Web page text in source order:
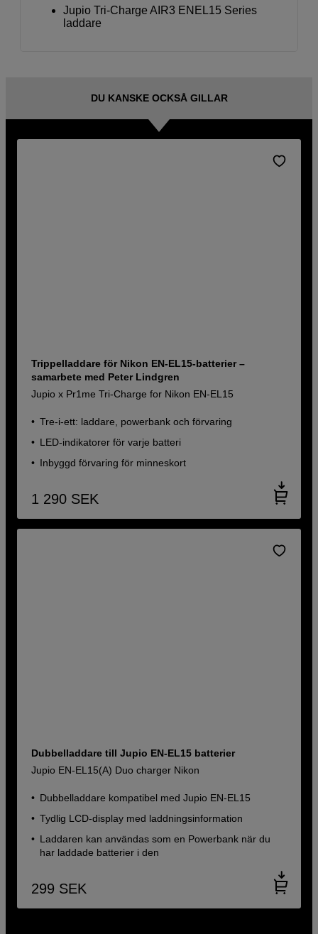
Jupio Tri-Charge AIR3 ENEL15 Series
laddare
DU KANSKE OCKSÅ GILLAR
Trippelladdare för Nikon EN-EL15-batterier –
samarbete med Peter Lindgren
Jupio x Pr1me Tri-Charge for Nikon EN-EL15
Tre-i-ett: laddare, powerbank och förvaring
LED-indikatorer för varje batteri
Inbyggd förvaring för minneskort
1 290 SEK
Dubbelladdare till Jupio EN-EL15 batterier
Jupio EN-EL15(A) Duo charger Nikon
Dubbelladdare kompatibel med Jupio EN-EL15
Tydlig LCD-display med laddningsinformation
Laddaren kan användas som en Powerbank när du
har laddade batterier i den
299 SEK